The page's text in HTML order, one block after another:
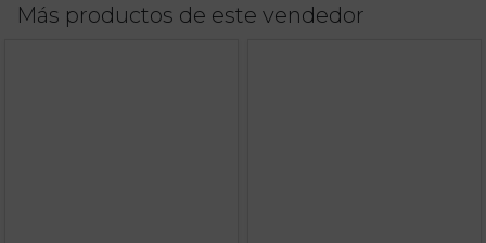
Más productos de este vendedor